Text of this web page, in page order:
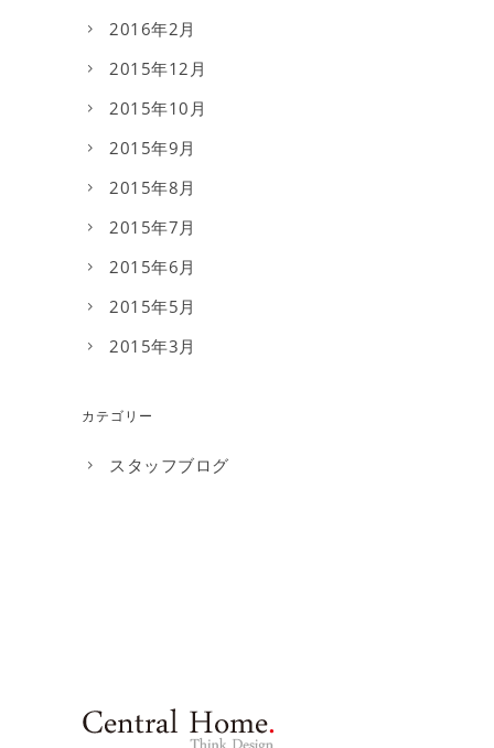
2016年2月
2015年12月
2015年10月
2015年9月
2015年8月
2015年7月
2015年6月
2015年5月
2015年3月
カテゴリー
スタッフブログ